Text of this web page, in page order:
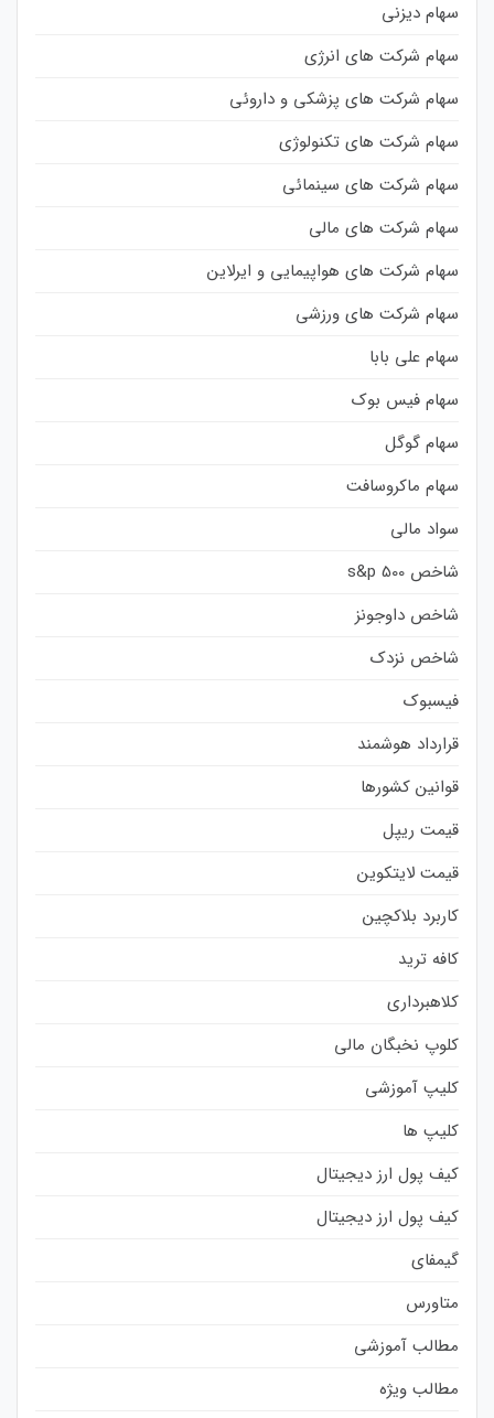
سهام دیزنی
سهام شرکت های انرژی
سهام شرکت های پزشکی و داروئی
سهام شرکت های تکنولوژی
سهام شرکت های سینمائی
سهام شرکت های مالی
سهام شرکت های هواپیمایی و ایرلاین
سهام شرکت های ورزشی
سهام علی بابا
سهام فیس بوک
سهام گوگل
سهام ماکروسافت
سواد مالی
شاخص s&p 500
شاخص داوجونز
شاخص نزدک
فیسبوک
قرارداد هوشمند
قوانین کشورها
قیمت ریپل
قیمت لایتکوین
کاربرد بلاکچین
کافه ترید
کلاهبرداری
کلوپ نخبگان مالی
کلیپ آموزشی
کلیپ ها
کیف پول ارز دیجیتال
کیف پول ارز دیجیتال
گیمفای
متاورس
مطالب آموزشی
مطالب ویژه